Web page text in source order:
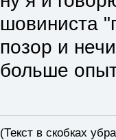
шовиниста
позор и
больше
(Текст в скобках